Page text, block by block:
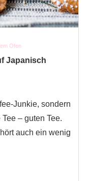
Ofen
Japanisch
Junkie, sondern
– guten Tee.
auch ein wenig